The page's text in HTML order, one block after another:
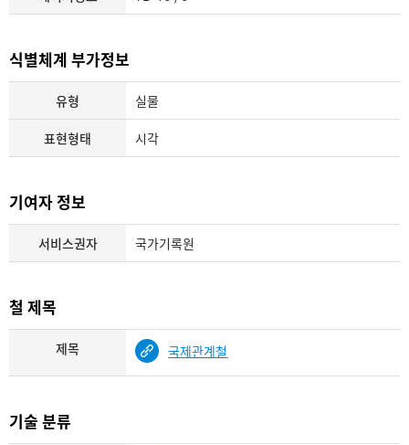
식별체계 부가정보
유형 실물
표현형태 시각
기여자 정보
서비스권자 국가기록원
철 제목
제목 국제관계철
기술 분류